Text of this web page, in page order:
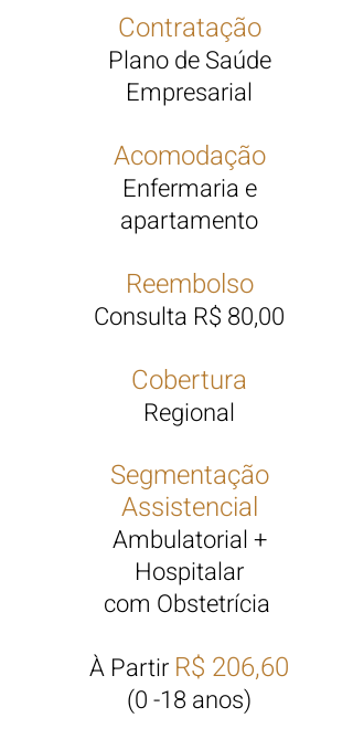
Contratação
Plano de Saúde
Empresarial
Acomodação
Enfermaria e
apartamento
Reembolso
Consulta R$ 80,00
Cobertura
Regional
Segmentação
Assistencial
Ambulatorial +
Hospitalar
com Obstetrícia
À Partir R$ 206,60
(0 -18 anos)